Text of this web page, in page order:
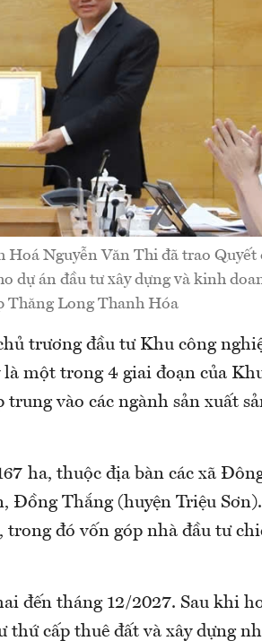
Nguyễn Văn Thi đã trao Quyết
dự án đầu tư xây dựng và kinh
Thăng Long Thanh Hóa
trương đầu tư Khu công
một trong 4 giai đoạn của
vào các ngành sản xuất
ha, thuộc địa bàn các xã
Đồng Thắng (huyện Triệu Sơn).
trong đó vốn góp nhà đầu tư
đến tháng 12/2027. Sau khi
thứ cấp thuê đất và xây dựng